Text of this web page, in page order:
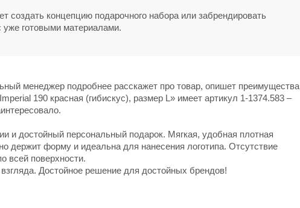
создать концепцию подарочного набора или забрендировать
готовыми материалами.
менеджер подробнее расскажет про товар, опишет преимущества
190 красная (гибискус), размер L» имеет артикул 1-1374.583 –
достойный персональный подарок. Мягкая, удобная плотная
форму и идеальна для нанесения логотипа. Отсутствие
всей поверхности.
Достойное решение для достойных брендов!